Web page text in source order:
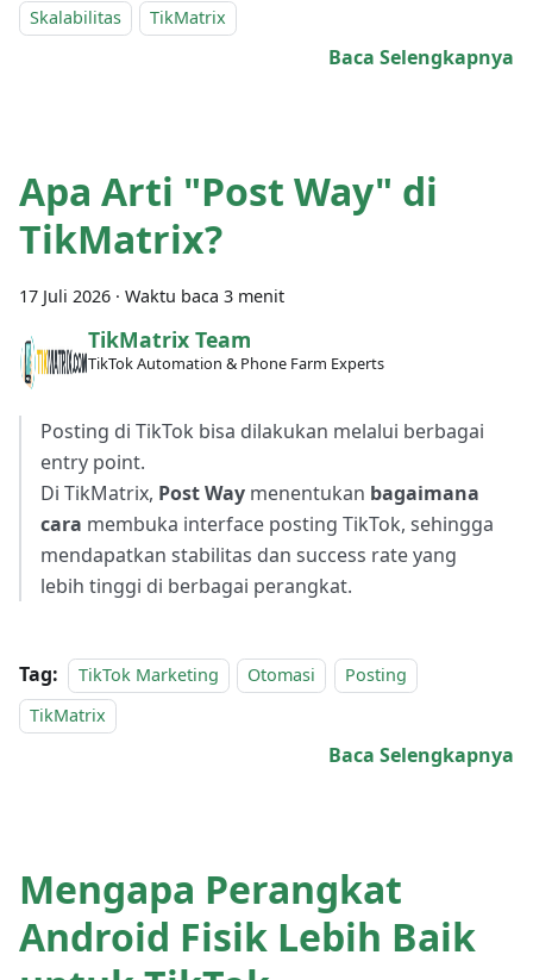
Skalabilitas
TikMatrix
Baca Selengkapnya
Apa Arti "Post Way" di
TikMatrix?
17 Juli 2026 · Waktu baca 3 menit
TikMatrix Team
TikTok Automation & Phone Farm Experts
Posting di TikTok bisa dilakukan melalui berbagai
entry point.
Di TikMatrix, Post Way menentukan bagaimana
cara membuka interface posting TikTok, sehingga
mendapatkan stabilitas dan success rate yang
lebih tinggi di berbagai perangkat.
Tag: TikTok Marketing Otomasi
Posting
TikMatrix
Baca Selengkapnya
Mengapa Perangkat
Android Fisik Lebih Baik